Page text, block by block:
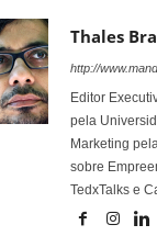
Thales
http://
Editor
pela
Marketing
sobre
TedxTalks e